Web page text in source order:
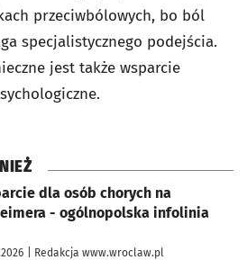
przeciwbólowych, bo ból
specjalistycznego podejścia.
jest także wsparcie
dla osób chorych na
- ogólnopolska infolinia
| Redakcja www.wroclaw.pl